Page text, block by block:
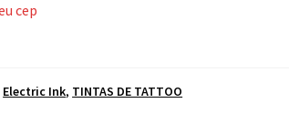
cep
Electric Ink, TINTAS DE TATTOO